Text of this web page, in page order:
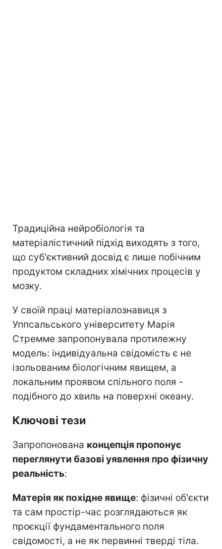
Традиційна нейробіологія та
матеріалістичний підхід виходять з того,
що суб'єктивний досвід є лише побічним
продуктом складних хімічних процесів у
мозку.
У своїй праці матеріалознавиця з
Уппсальського університету Марія
Стремме запропонувала протилежну
модель: індивідуальна свідомість є не
ізольованим біологічним явищем, а
локальним проявом спільного поля -
подібного до хвиль на поверхні океану.
Ключові тези
Запропонована концепція пропонує
переглянути базові уявлення про фізичну
реальність:
Матерія як похідне явище: фізичні об'єкти
та сам простір-час розглядаються як
проєкції фундаментального поля
свідомості, а не як первинні тверді тіла.